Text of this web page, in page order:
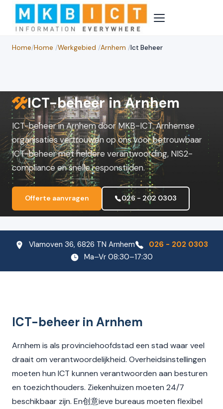
Home/Home /Werkgebied /Arnhem /Ict Beheer
ICT-beheer in Arnhem
ICT-beheer in Arnhem door MKB-ICT. Arnhemse
organisaties vertrouwen op ons voor betrouwbaar
ICT-beheer met heldere verantwoording, NIS2-
compliance en snelle responstijden.
Offerte aanvragen 026 - 202 0303
Vlamoven 36, 6826 TN Arnhem
026 - 202 0303
Ma–Vr 08:30–17:30
ICT-beheer in Arnhem
Arnhem is als provinciehoofdstad een stad waar veel
draait om verantwoordelijkheid. Overheidsinstellingen
moeten hun ICT kunnen verantwoorden aan besturen
en toezichthouders. Ziekenhuizen moeten 24/7
beschikbaar zijn. En创意ieve bureaus moeten flexibel